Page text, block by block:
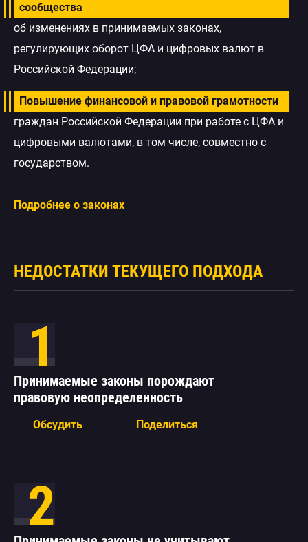
сообщества
об изменениях в принимаемых законах,
регулирующих оборот ЦФА и цифровых валют в
Российской Федерации;
Повышение финансовой и правовой грамотности
граждан Российской Федерации при работе с ЦФА и
цифровыми валютами, в том числе, совместно с
государством.
Подробнее о законах
НЕДОСТАТКИ ТЕКУЩЕГО ПОДХОДА
1
Принимаемые законы порождают
правовую неопределенность
Обсудить Поделиться
"цифровых финансовых активов", “цифровых прав”,
"цифровых валют", "оператора обмена цифровых
финансовых активов" не позволяют точно
2